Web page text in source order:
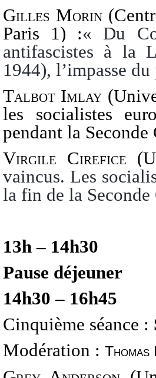
Gilles Morin
Paris 1) :« Du
antifascistes à la
1944), l’impasse
Talbot Imlay
les socialistes
pendant la
Virgile Cirefice
vaincus. Les
la fin de la
13h – 14h30
Pause déjeuner
14h30 – 16h45
Cinquième séance :
Modération :